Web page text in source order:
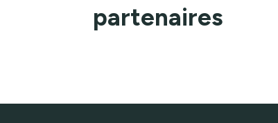
partenaires